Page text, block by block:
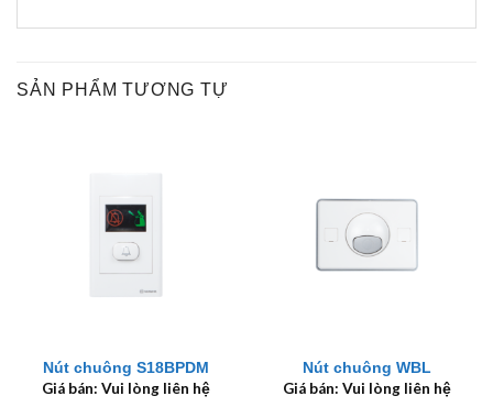
SẢN PHẨM TƯƠNG TỰ
Nút chuông S18BPDM
Giá bán: Vui lòng liên hệ
Nút chuông WBL
Giá bán: Vui lòng liên hệ